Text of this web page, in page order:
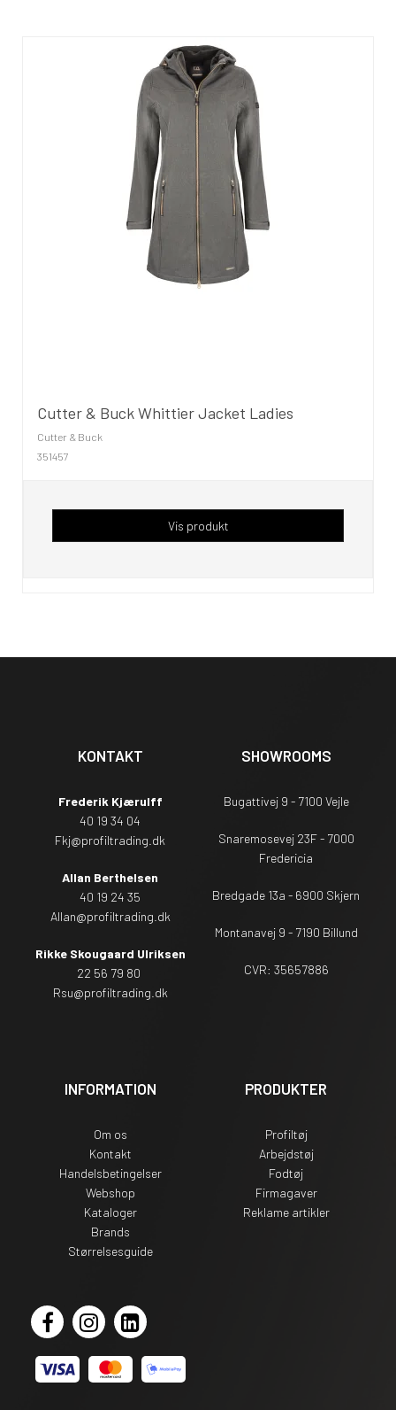
Cutter & Buck Whittier Jacket Ladies
Cutter & Buck
351457
Vis produkt
KONTAKT
Frederik Kjærulff
40 19 34 04
Fkj@profiltrading.dk
Allan Berthelsen
40 19 24 35
Allan@profiltrading.dk
Rikke Skougaard Ulriksen
22 56 79 80
Rsu@profiltrading.dk
SHOWROOMS
Bugattivej 9 - 7100 Vejle
Snaremosevej 23F - 7000
Fredericia
Bredgade 13a - 6900 Skjern
Montanavej 9 - 7190 Billund
CVR: 35657886
INFORMATION
Om os
Kontakt
Handelsbetingelser
Webshop
Kataloger
Brands
Størrelsesguide
PRODUKTER
Profiltøj
Arbejdstøj
Fodtøj
Firmagaver
Reklame artikler